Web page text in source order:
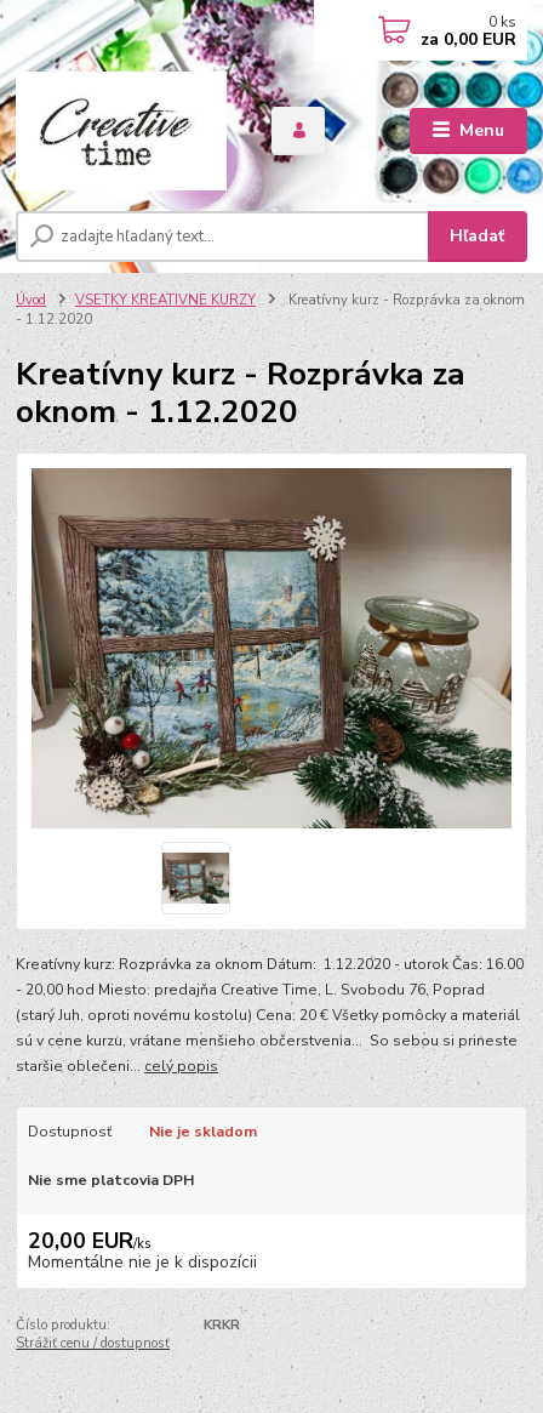
Menu
Hľadať
0 ks
za 0,00 EUR
Úvod VSETKY KREATIVNE KURZY
Kreatívny kurz - Rozprávka za oknom
- 1.12.2020
Kreatívny kurz - Rozprávka za
oknom - 1.12.2020
Kreatívny kurz: Rozprávka za oknom Dátum: 1.12.2020 - utorok Čas: 16.00
- 20,00 hod Miesto: predajňa Creative Time, L. Svobodu 76, Poprad
(starý Juh, oproti novému kostolu) Cena: 20 € Všetky pomôcky a materiál
sú v cene kurzu, vrátane menšieho občerstvenia... So sebou si prineste
staršie oblečeni... celý popis
Dostupnosť Nie je skladom
Nie sme platcovia DPH
20,00 EUR/ks
Momentálne nie je k dispozícii
Číslo produktu:
KRKR
Strážiť cenu / dostupnosť